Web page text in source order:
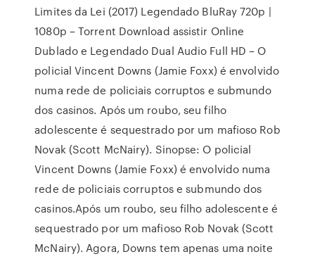
Limites da Lei (2017) Legendado BluRay 720p |
1080p – Torrent Download assistir Online
Dublado e Legendado Dual Audio Full HD – O
policial Vincent Downs (Jamie Foxx) é envolvido
numa rede de policiais corruptos e submundo
dos casinos. Após um roubo, seu filho
adolescente é sequestrado por um mafioso Rob
Novak (Scott McNairy). Sinopse: O policial
Vincent Downs (Jamie Foxx) é envolvido numa
rede de policiais corruptos e submundo dos
casinos.Após um roubo, seu filho adolescente é
sequestrado por um mafioso Rob Novak (Scott
McNairy). Agora, Downs tem apenas uma noite